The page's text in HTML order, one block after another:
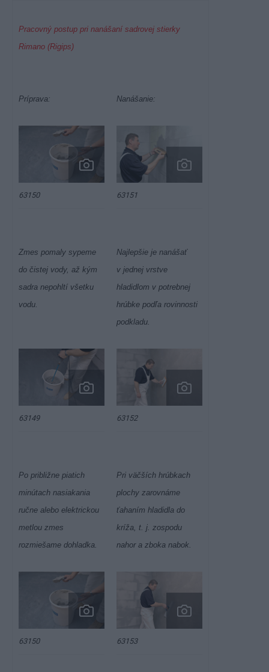
Pracovný postup pri nanášaní sadrovej stierky
Rimano (Rigips)
Príprava: Nanášanie:
63150 63151
Zmes pomaly sypeme
do čistej vody, až kým
sadra nepohltí všetku
vodu.
Najlepšie je nanášať
v jednej vrstve
hladidlom v potrebnej
hrúbke podľa rovinnosti
podkladu.
63149 63152
Po približne piatich
minútach nasiakania
ručne alebo elektrickou
metlou zmes
rozmiešame dohladka.
Pri väčších hrúbkach
plochy zarovnáme
ťahaním hladidla do
kríža, t. j. zospodu
nahor a zboka nabok.
63150 63153